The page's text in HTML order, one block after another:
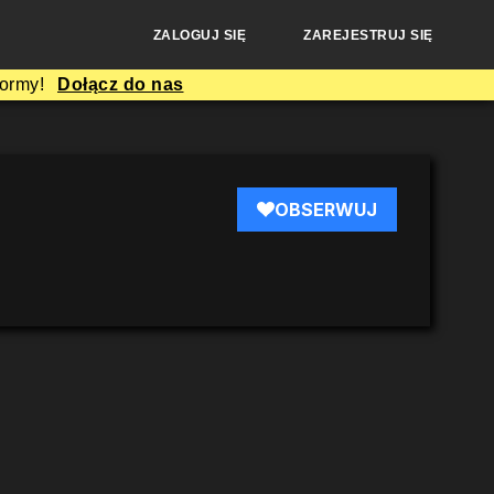
ZALOGUJ SIĘ ZAREJESTRUJ SIĘ
Dołącz do nas
OBSERWUJ